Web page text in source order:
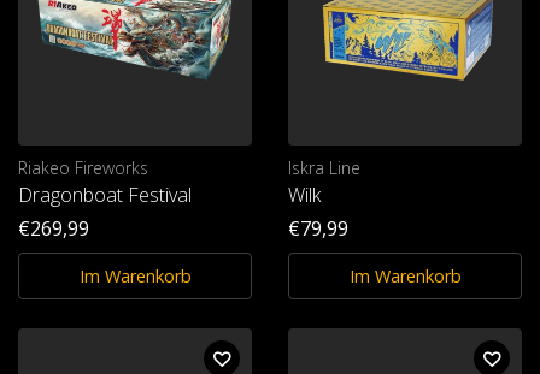
Riakeo Fireworks
Dragonboat Festival
€269,99
Im Warenkorb
Iskra Line
Wilk
€79,99
Im Warenkorb